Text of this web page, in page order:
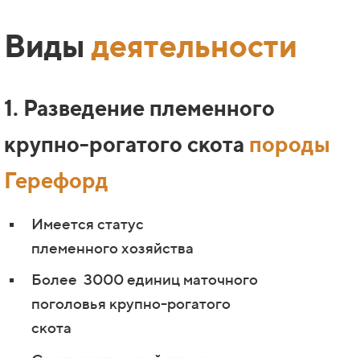
Видыдеятельности
1. Разведение племенного
крупно-рогатого скота породы
Герефорд
Имеется статус
племенногохозяйства
Более 3000 единиц маточного
поголовья крупно-рогатого
скота